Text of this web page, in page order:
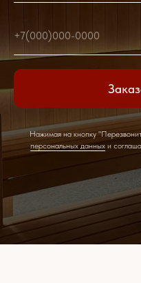
+7(000)000-0000
Нажимая на кнопку
персональных данныхи